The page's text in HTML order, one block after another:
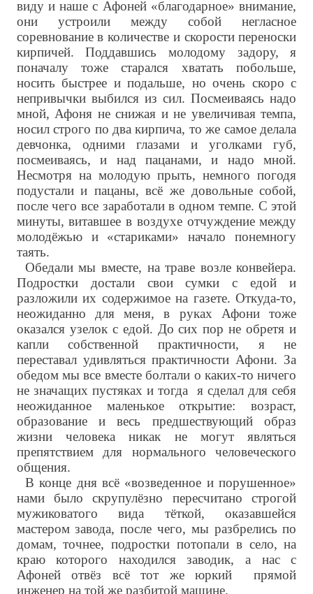
виду и наше с Афоней «благодарное» внимание,
они устроили между собой негласное
соревнование в количестве и скорости переноски
кирпичей. Поддавшись молодому задору, я
поначалу тоже старался хватать побольше,
носить быстрее и подальше, но очень скоро с
непривычки выбился из сил. Посмеиваясь надо
мной, Афоня не снижая и не увеличивая темпа,
носил строго по два кирпича, то же самое делала
девчонка, одними глазами и уголками губ,
посмеиваясь, и над пацанами, и надо мной.
Несмотря на молодую прыть, немного погодя
подустали и пацаны, всё же довольные собой,
после чего все заработали в одном темпе. С этой
минуты, витавшее в воздухе отчуждение между
молодёжью и «стариками» начало понемногу
таять.
Обедали мы вместе, на траве возле конвейера.
Подростки достали свои сумки с едой и
разложили их содержимое на газете. Откуда-то,
неожиданно для меня, в руках Афони тоже
оказался узелок с едой. До сих пор не обретя и
капли собственной практичности, я не
переставал удивляться практичности Афони. За
обедом мы все вместе болтали о каких-то ничего
не значащих пустяках и тогда я сделал для себя
неожиданное маленькое открытие: возраст,
образование и весь предшествующий образ
жизни человека никак не могут являться
препятствием для нормального человеческого
общения.
В конце дня всё «возведенное и порушенное»
нами было скрупулёзно пересчитано строгой
мужиковатого вида тёткой, оказавшейся
мастером завода, после чего, мы разбрелись по
домам, точнее, подростки потопали в село, на
краю которого находился заводик, а нас с
Афоней отвёз всё тот же юркий прямой
инженер на той же разбитой машине.